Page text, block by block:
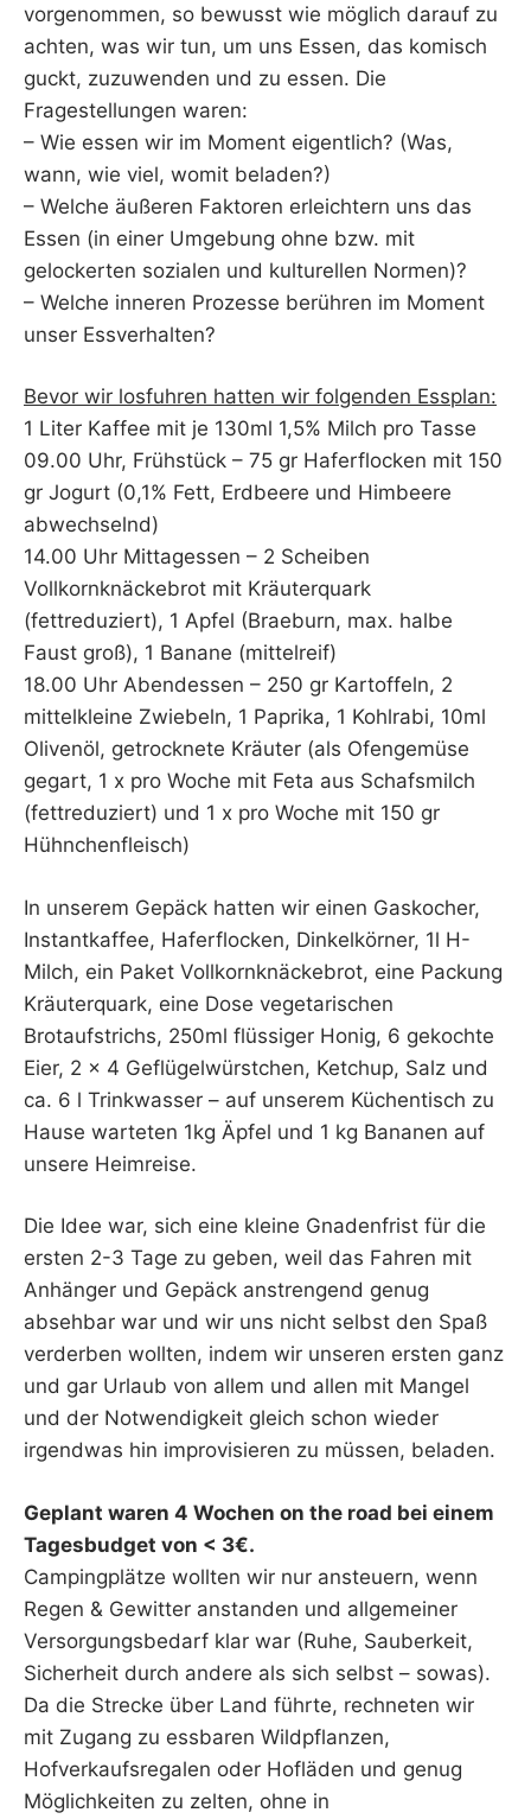
vorgenommen, so bewusst wie möglich darauf zu
achten, was wir tun, um uns Essen, das komisch
guckt, zuzuwenden und zu essen. Die
Fragestellungen waren:
– Wie essen wir im Moment eigentlich? (Was,
wann, wie viel, womit beladen?)
– Welche äußeren Faktoren erleichtern uns das
Essen (in einer Umgebung ohne bzw. mit
gelockerten sozialen und kulturellen Normen)?
– Welche inneren Prozesse berühren im Moment
unser Essverhalten?
Bevor wir losfuhren hatten wir folgenden Essplan:
1 Liter Kaffee mit je 130ml 1,5% Milch pro Tasse
09.00 Uhr, Frühstück – 75 gr Haferflocken mit 150
gr Jogurt (0,1% Fett, Erdbeere und Himbeere
abwechselnd)
14.00 Uhr Mittagessen – 2 Scheiben
Vollkornknäckebrot mit Kräuterquark
(fettreduziert), 1 Apfel (Braeburn, max. halbe
Faust groß), 1 Banane (mittelreif)
18.00 Uhr Abendessen – 250 gr Kartoffeln, 2
mittelkleine Zwiebeln, 1 Paprika, 1 Kohlrabi, 10ml
Olivenöl, getrocknete Kräuter (als Ofengemüse
gegart, 1 x pro Woche mit Feta aus Schafsmilch
(fettreduziert) und 1 x pro Woche mit 150 gr
Hühnchenfleisch)
In unserem Gepäck hatten wir einen Gaskocher,
Instantkaffee, Haferflocken, Dinkelkörner, 1l H-
Milch, ein Paket Vollkornknäckebrot, eine Packung
Kräuterquark, eine Dose vegetarischen
Brotaufstrichs, 250ml flüssiger Honig, 6 gekochte
Eier, 2 x 4 Geflügelwürstchen, Ketchup, Salz und
ca. 6 l Trinkwasser – auf unserem Küchentisch zu
Hause warteten 1kg Äpfel und 1 kg Bananen auf
unsere Heimreise.
Die Idee war, sich eine kleine Gnadenfrist für die
ersten 2-3 Tage zu geben, weil das Fahren mit
Anhänger und Gepäck anstrengend genug
absehbar war und wir uns nicht selbst den Spaß
verderben wollten, indem wir unseren ersten ganz
und gar Urlaub von allem und allen mit Mangel
und der Notwendigkeit gleich schon wieder
irgendwas hin improvisieren zu müssen, beladen.
Geplant waren 4 Wochen on the road bei einem
Tagesbudget von < 3€.
Campingplätze wollten wir nur ansteuern, wenn
Regen & Gewitter anstanden und allgemeiner
Versorgungsbedarf klar war (Ruhe, Sauberkeit,
Sicherheit durch andere als sich selbst – sowas).
Da die Strecke über Land führte, rechneten wir
mit Zugang zu essbaren Wildpflanzen,
Hofverkaufsregalen oder Hofläden und genug
Möglichkeiten zu zelten, ohne in